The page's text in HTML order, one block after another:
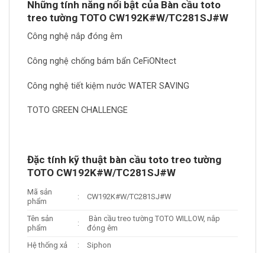
Những tính năng nổi bật của Bàn cầu toto
treo tường TOTO CW192K#W/TC281SJ#W
Công nghệ nắp đóng êm
Công nghệ chống bám bẩn CeFiONtect
Công nghệ tiết kiệm nước WATER SAVING
TOTO GREEN CHALLENGE
Đặc tính kỹ thuật bàn cầu toto treo tường
TOTO CW192K#W/TC281SJ#W
Mã sản
phẩm
: CW192K#W/TC281SJ#W
Tên sản
phẩm
:
Bàn cầu treo tường TOTO WILLOW, nắp
đóng êm
Hệ thống xả
:
Siphon